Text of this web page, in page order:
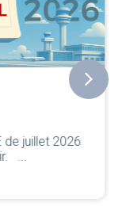
juillet 2026
...